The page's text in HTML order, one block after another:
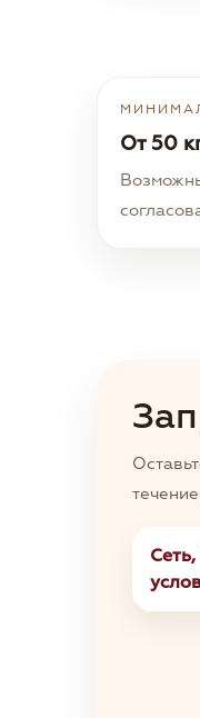
От 50